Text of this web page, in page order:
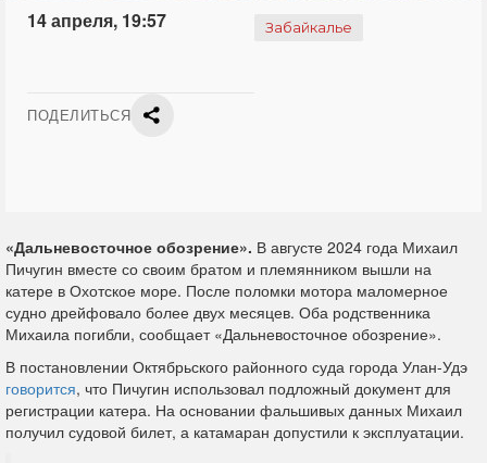
14 апреля, 19:57 Забайкалье
ПОДЕЛИТЬСЯ
«Дальневосточное обозрение». В августе 2024 года Михаил
Пичугин вместе со своим братом и племянником вышли на
катере в Охотское море. После поломки мотора маломерное
судно дрейфовало более двух месяцев. Оба родственника
Михаила погибли, сообщает «Дальневосточное обозрение».
В постановлении Октябрьского районного суда города Улан-Удэ
говорится, что Пичугин использовал подложный документ для
регистрации катера. На основании фальшивых данных Михаил
получил судовой билет, а катамаран допустили к эксплуатации.